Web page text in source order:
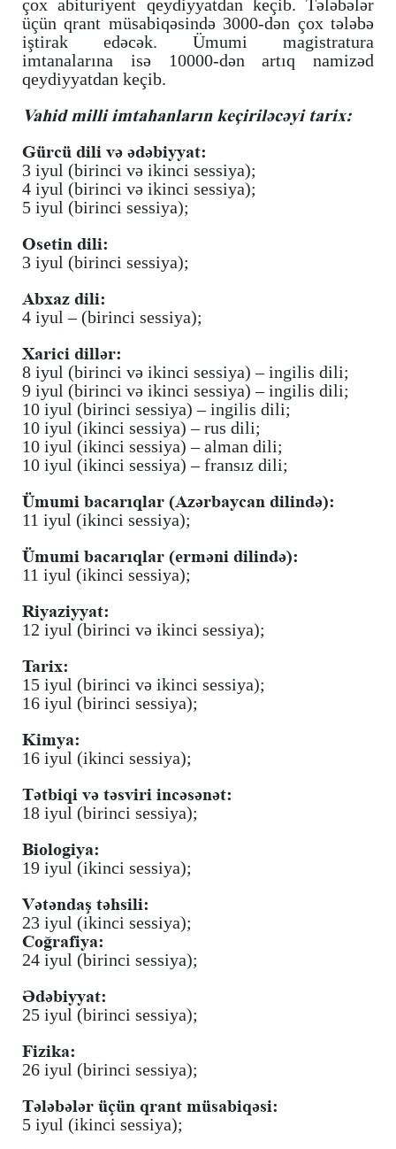
çox abituriyent qeydiyyatdan keçib. Tələbələr
üçün qrant müsabiqəsində 3000-dən çox tələbə
iştirak edəcək. Ümumi magistratura
imtanalarına isə 10000-dən artıq namizəd
qeydiyyatdan keçib.
Vahid milli imtahanların keçiriləcəyi tarix:
Gürcü dili və ədəbiyyat:
3 iyul (birinci və ikinci sessiya);
4 iyul (birinci və ikinci sessiya);
5 iyul (birinci sessiya);
Osetin dili:
3 iyul (birinci sessiya);
Abxaz dili:
4 iyul – (birinci sessiya);
Xarici dillər:
8 iyul (birinci və ikinci sessiya) – ingilis dili;
9 iyul (birinci və ikinci sessiya) – ingilis dili;
10 iyul (birinci sessiya) – ingilis dili;
10 iyul (ikinci sessiya) – rus dili;
10 iyul (ikinci sessiya) – alman dili;
10 iyul (ikinci sessiya) – fransız dili;
Ümumi bacarıqlar (Azərbaycan dilində):
11 iyul (ikinci sessiya);
Ümumi bacarıqlar (erməni dilində):
11 iyul (ikinci sessiya);
Riyaziyyat:
12 iyul (birinci və ikinci sessiya);
Tarix:
15 iyul (birinci və ikinci sessiya);
16 iyul (birinci sessiya);
Kimya:
16 iyul (ikinci sessiya);
Tətbiqi və təsviri incəsənət:
18 iyul (birinci sessiya);
Biologiya:
19 iyul (ikinci sessiya);
Vətəndaş təhsili:
23 iyul (ikinci sessiya);
Coğrafiya:
24 iyul (birinci sessiya);
Ədəbiyyat:
25 iyul (birinci sessiya);
Fizika:
26 iyul (birinci sessiya);
Tələbələr üçün qrant müsabiqəsi:
5 iyul (ikinci sessiya);